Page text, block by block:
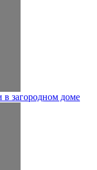
в загородном доме